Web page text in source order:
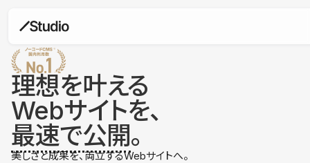
理想を叶える
Webサイトを、
最速で公開。
美しさと成果を、両立するWebサイトへ。